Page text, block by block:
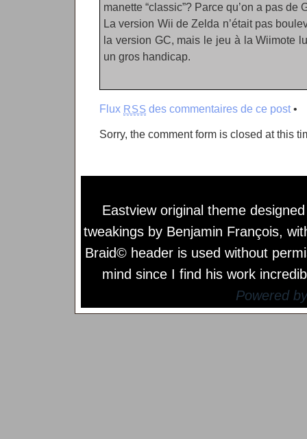
manette “classic”? Parce qu’on a pas de
La version Wii de Zelda n’était pas
la version GC, mais le jeu à la Wiimote
un gros handicap.
Flux RSS des commentaires de ce post•
Sorry, the comment form is closed at this
Eastview original theme
tweakings by Benjamin François,
Braid© header is used without
mind since I find his work
Powered